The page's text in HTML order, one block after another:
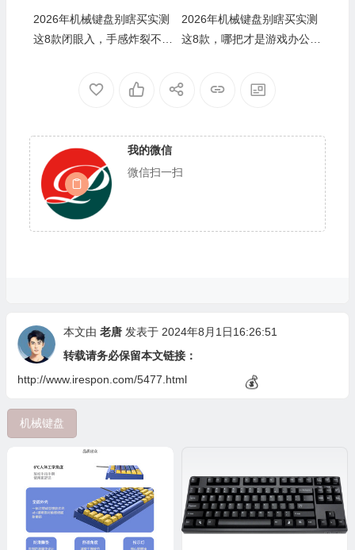
2026年机械键盘别瞎买实测
这8款闭眼入，手感炸裂不踩
2026年机械键盘别瞎买实测
这8款，哪把才是游戏办公双
我的微信
微信扫一扫
本文由 老唐发表于 2024年8月1日16:26:51
转载请务必保留本文链接：
http://www.irespon.com/5477.html
机械键盘